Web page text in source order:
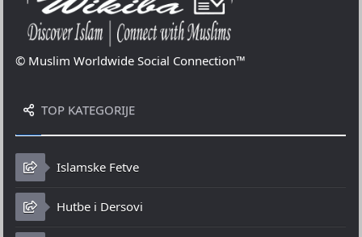
© Muslim Worldwide Social Connection™
TOP KATEGORIJE
Islamske Fetve
Hutbe i Dersovi